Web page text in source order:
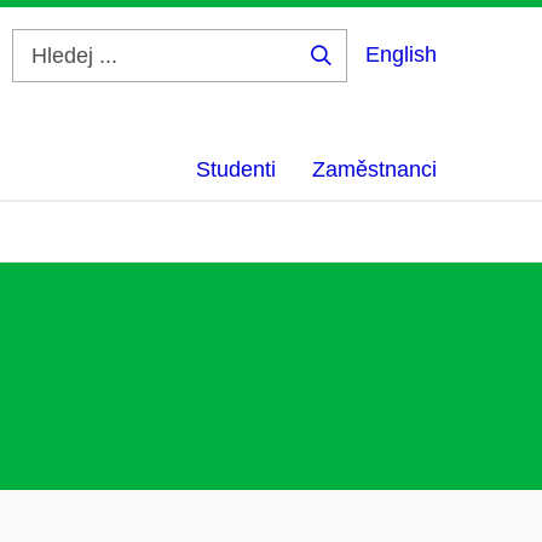
English
Studenti Zaměstnanci